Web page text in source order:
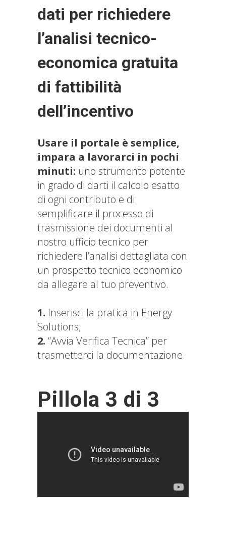
dati per richiedere
l’analisi tecnico-
economica gratuita
di fattibilità
dell’incentivo
Usare il portale è semplice,
impara a lavorarci in pochi
minuti: uno strumento potente
in grado di darti il calcolo esatto
di ogni contributo e di
semplificare il processo di
trasmissione dei documenti al
nostro ufficio tecnico per
richiedere l’analisi dettagliata con
un prospetto tecnico economico
da allegare al tuo preventivo.
1. Inserisci la pratica in Energy
Solutions;
2. “Avvia Verifica Tecnica” per
trasmetterci la documentazione.
Pillola 3 di 3